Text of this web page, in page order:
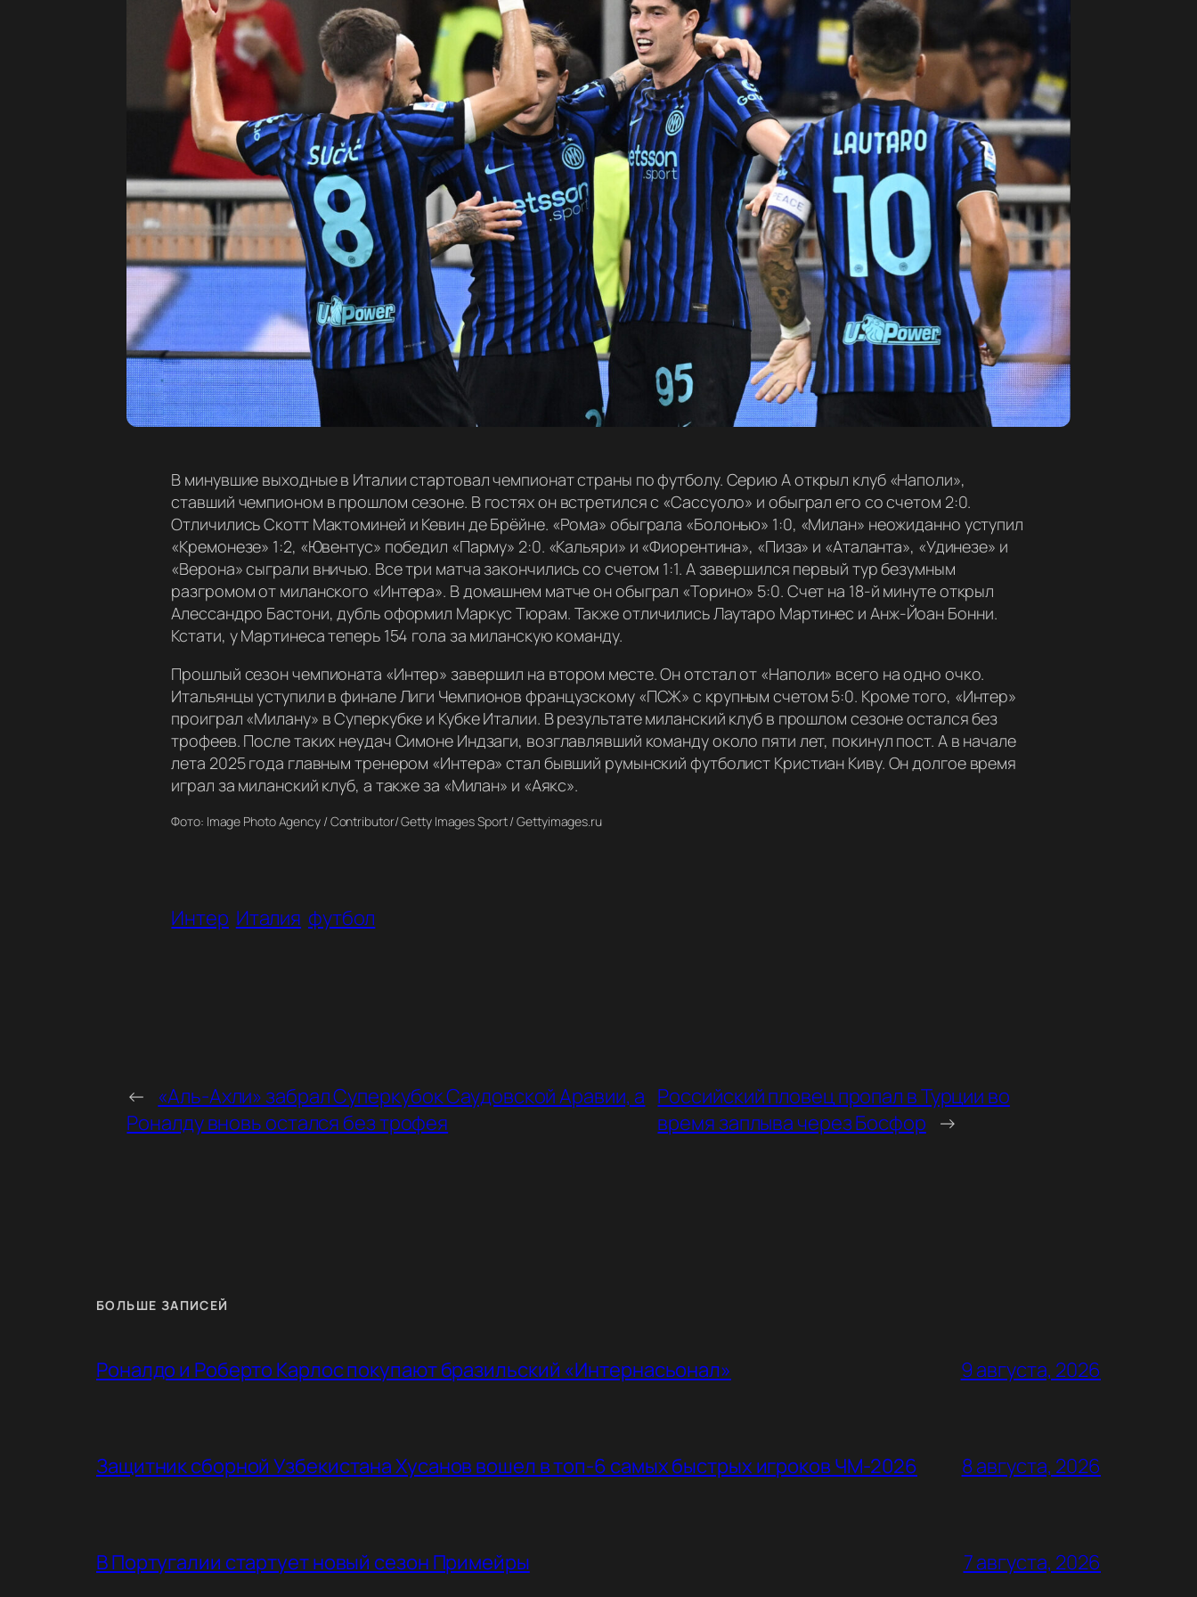
В минувшие выходные в Италии стартовал чемпионат страны по футболу. Серию А открыл клуб «Наполи»,
ставший чемпионом в прошлом сезоне. В гостях он встретился с «Сассуоло» и обыграл его со счетом 2:0.
Отличились Скотт Мактоминей и Кевин де Брёйне. «Рома» обыграла «Болонью» 1:0, «Милан» неожиданно уступил
«Кремонезе» 1:2, «Ювентус» победил «Парму» 2:0. «Кальяри» и «Фиорентина», «Пиза» и «Аталанта», «Удинезе» и
«Верона» сыграли вничью. Все три матча закончились со счетом 1:1. А завершился первый тур безумным
разгромом от миланского «Интера». В домашнем матче он обыграл «Торино» 5:0. Счет на 18-й минуте открыл
Алессандро Бастони, дубль оформил Маркус Тюрам. Также отличились Лаутаро Мартинес и Анж-Йоан Бонни.
Кстати, у Мартинеса теперь 154 гола за миланскую команду.
Прошлый сезон чемпионата «Интер» завершил на втором месте. Он отстал от «Наполи» всего на одно очко.
Итальянцы уступили в финале Лиги Чемпионов французскому «ПСЖ» с крупным счетом 5:0. Кроме того, «Интер»
проиграл «Милану» в Суперкубке и Кубке Италии. В результате миланский клуб в прошлом сезоне остался без
трофеев. После таких неудач Симоне Индзаги, возглавлявший команду около пяти лет, покинул пост. А в начале
лета 2025 года главным тренером «Интера» стал бывший румынский футболист Кристиан Киву. Он долгое время
играл за миланский клуб, а также за «Милан» и «Аякс».
Фото: Image Photo Agency / Contributor/ Getty Images Sport / Gettyimages.ru
Интер Италия футбол
← «Аль-Ахли» забрал Суперкубок Саудовской Аравии, а
Роналду вновь остался без трофея
Российский пловец пропал в Турции во
время заплыва через Босфор →
БОЛЬШЕ ЗАПИСЕЙ
Роналдо и Роберто Карлос покупают бразильский «Интернасьонал» 9 августа, 2026
Защитник сборной Узбекистана Хусанов вошел в топ-6 самых быстрых игроков ЧМ-2026 8 августа, 2026
В Португалии стартует новый сезон Примейры 7 августа, 2026